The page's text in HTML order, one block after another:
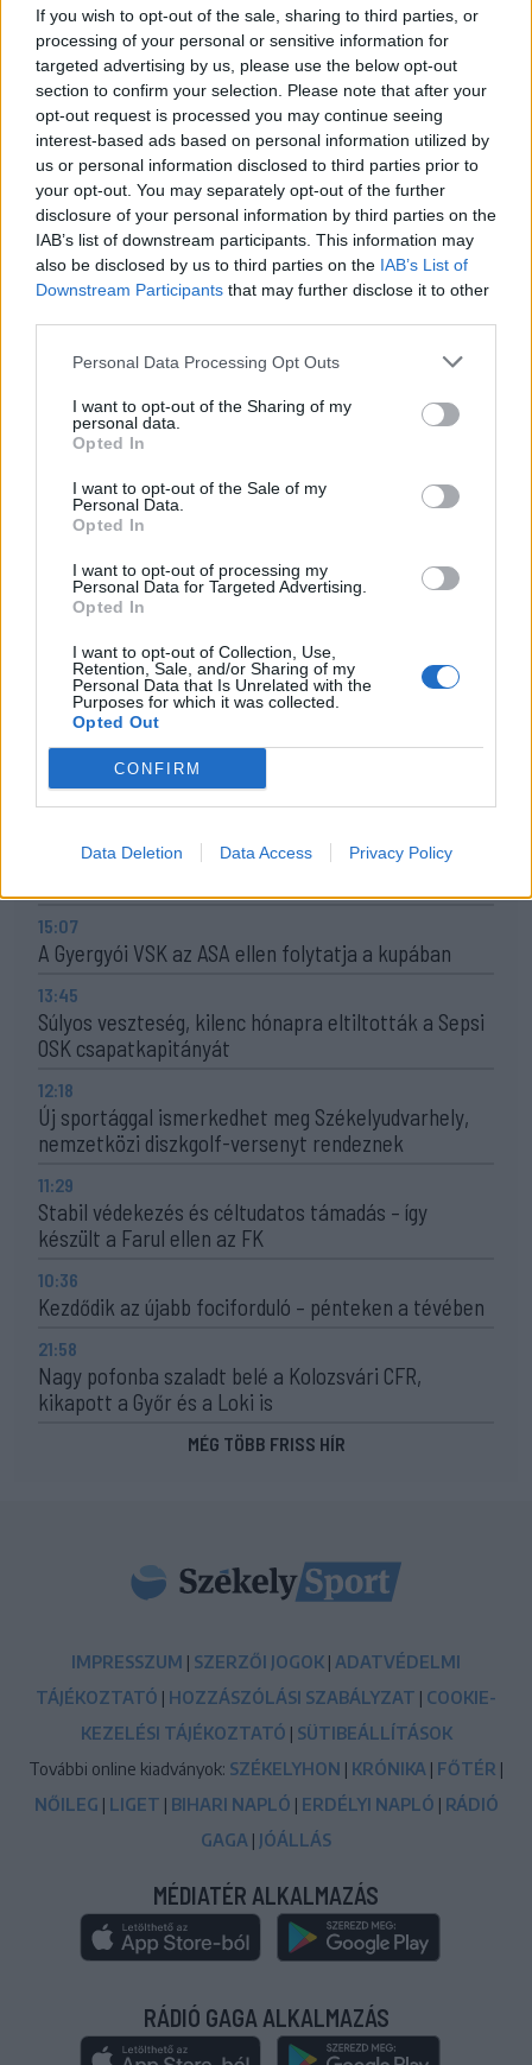
If you wish to opt-out of the sale, sharing to third parties, or
processing of your personal or sensitive information for
targeted advertising by us, please use the below opt-out
section to confirm your selection. Please note that after your
opt-out request is processed you may continue seeing
interest-based ads based on personal information utilized by
us or personal information disclosed to third parties prior to
your opt-out. You may separately opt-out of the further
disclosure of your personal information by third parties on the
IAB’s list of downstream participants. This information may
also be disclosed by us to third parties on the IAB’s List of
Downstream Participants that may further disclose it to other
Personal Data Processing Opt Outs
I want to opt-out of the Sharing of my
personal data.
Opted In
I want to opt-out of the Sale of my
Personal Data.
Opted In
I want to opt-out of processing my
Personal Data for Targeted Advertising.
Opted In
I want to opt-out of Collection, Use,
Retention, Sale, and/or Sharing of my
Personal Data that Is Unrelated with the
Purposes for which it was collected.
Opted Out
CONFIRM
Data Deletion Data Access Privacy Policy
Ellenfeleivel és technikai problémáival is
megküzdött a rekordbajnok ralis
Letarolta a mezőnyt címvédő és kilencszeres román
bajnok Simone Tempestini a Máramaros Ralin.
Magabiztos sikerével megerősítette az összetettben
24 ÓRA LEGOLVASOTTABB
23:18
Látványos meccs nyitotta a Szuperliga negyedik
fordulóját (videóval)
Egyetlen székelyföldi résztvevő lesz a futsal 2.
15:07
A Gyergyói VSK az ASA ellen folytatja a kupában
13:45
Súlyos veszteség, kilenc hónapra eltiltották a Sepsi
OSK csapatkapitányát
12:18
Új sportággal ismerkedhet meg Székelyudvarhely,
nemzetközi diszkgolf-versenyt rendeznek
11:29
Stabil védekezés és céltudatos támadás – így
készült a Farul ellen az FK
10:36
Kezdődik az újabb fociforduló – pénteken a tévében
21:58
Nagy pofonba szaladt belé a Kolozsvári CFR,
kikapott a Győr és a Loki is
MÉG TÖBB FRISS HÍR
IMPRESSZUM | SZERZŐI JOGOK | ADATVÉDELMI
TÁJÉKOZTATÓ | HOZZÁSZÓLÁSI SZABÁLYZAT | COOKIE-
KEZELÉSI TÁJÉKOZTATÓ | SÜTIBEÁLLÍTÁSOK
További online kiadványok: SZÉKELYHON | KRÓNIKA | FŐTÉR |
NŐILEG | LIGET | BIHARI NAPLÓ | ERDÉLYI NAPLÓ | RÁDIÓ
GAGA | JÓÁLLÁS
MÉDIATÉR ALKALMAZÁS
RÁDIÓ GAGA ALKALMAZÁS